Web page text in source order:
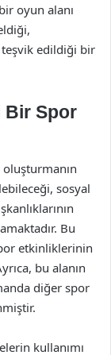
oyun alanı
teşvik edildiği bir
Bir Spor
oluşturmanın
sosyal
Bu
etkinliklerinin
bu alanın
diğer spor
kullanımı